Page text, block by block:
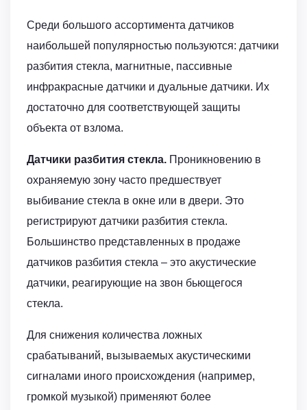
Среди большого ассортимента датчиков
наибольшей популярностью пользуются: датчики
разбития стекла, магнитные, пассивные
инфракрасные датчики и дуальные датчики. Их
достаточно для соответствующей защиты
объекта от взлома.
Датчики разбития стекла. Проникновению в
охраняемую зону часто предшествует
выбивание стекла в окне или в двери. Это
регистрируют датчики разбития стекла.
Большинство представленных в продаже
датчиков разбития стекла – это акустические
датчики, реагирующие на звон бьющегося
стекла.
Для снижения количества ложных
срабатываний, вызываемых акустическими
сигналами иного происхождения (например,
громкой музыкой) применяют более